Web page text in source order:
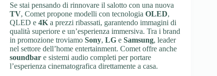
Se stai pensando di rinnovare il salotto con una nuova
TV, Comet propone modelli con tecnologia OLED,
QLED e 4K a prezzi ribassati, garantendo immagini di
qualità superiore e un’esperienza immersiva. Tra i brand
in promozione troviamo Sony, LG e Samsung, leader
nel settore dell’home entertainment. Comet offre anche
soundbar e sistemi audio completi per portare
l’esperienza cinematografica direttamente a casa.